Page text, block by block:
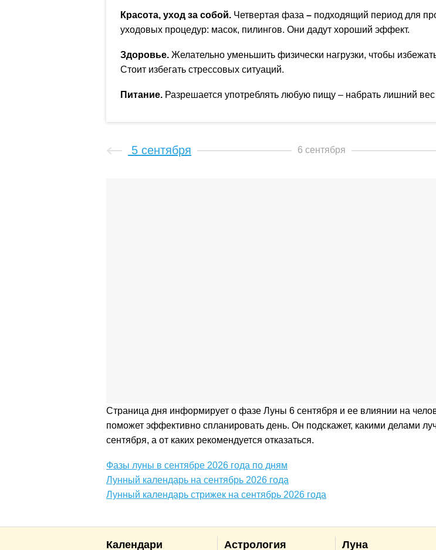
Красота, уход за собой. Четвертая фаза – подходящий период для
уходовых процедур: масок, пилингов. Они дадут хороший эффект.
Здоровье. Желательно уменьшить физически нагрузки, чтобы
Стоит избегать стрессовых ситуаций.
Питание. Разрешается употреблять любую пищу – набрать лишний вес
5 сентября 6 сентября
Страница дня информирует о фазе Луны 6 сентября и ее влиянии на
поможет эффективно спланировать день. Он подскажет, какими делами
сентября, а от каких рекомендуется отказаться.
Фазы луны в сентябре 2026 года по дням
Лунный календарь на сентябрь 2026 года
Лунный календарь стрижек на сентябрь 2026 года
Календари Астрология Луна